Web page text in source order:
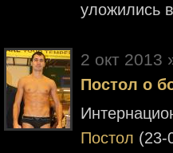
уложились
2 окт 2013
Постол о
Постол (23-